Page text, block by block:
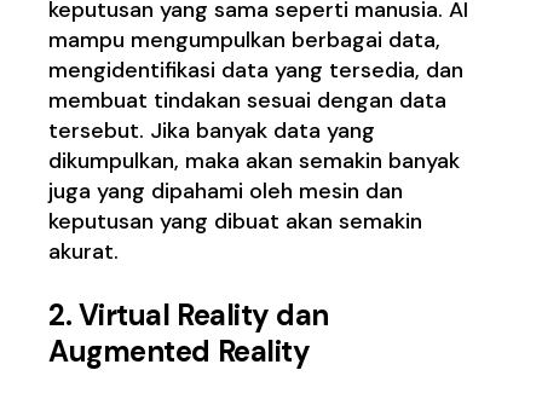
keputusan yang sama seperti manusia. AI
mampu mengumpulkan berbagai data,
mengidentifikasi data yang tersedia, dan
membuat tindakan sesuai dengan data
tersebut. Jika banyak data yang
dikumpulkan, maka akan semakin banyak
juga yang dipahami oleh mesin dan
keputusan yang dibuat akan semakin
akurat.
2.Virtual Reality dan
Augmented Reality